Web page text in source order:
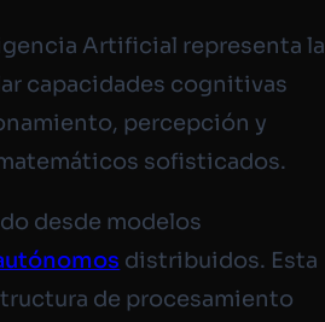
Artificial representa la
capacidades cognitivas
percepción y
sofisticados.
desde modelos
distribuidos. Esta
de procesamiento